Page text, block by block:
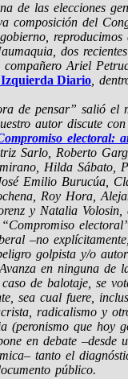
de las elecciones
composición del
reproducimos
dos
compañero Ariel
Diario,
de pensar” salió el
autor discute
electoral:
Sarlo, Roberto
Hilda Sábato,
Emilio Burucúa,
Roy Hora,
y Natalia Volosin,
“Compromiso
–no
golpista y/o
en ninguna de
de balotaje, se
sea cual fuere,
radicalismo y
(peronismo que hoy
en debate –desde
tanto el
público.